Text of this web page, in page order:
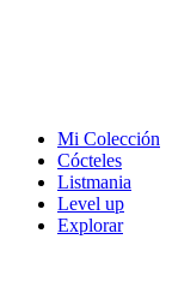
Mi Colección
Cócteles
Listmania
Level up
Explorar